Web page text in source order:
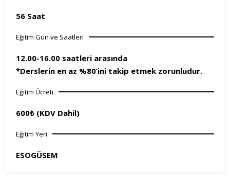
56 Saat
Eğitim Gün ve Saatleri
12.00-16.00 saatleri arasında
*Derslerin en az %80’ini takip etmek zorunludur.
Eğitim Ücreti
600₺ (KDV Dahil)
Eğitim Yeri
ESOGÜSEM